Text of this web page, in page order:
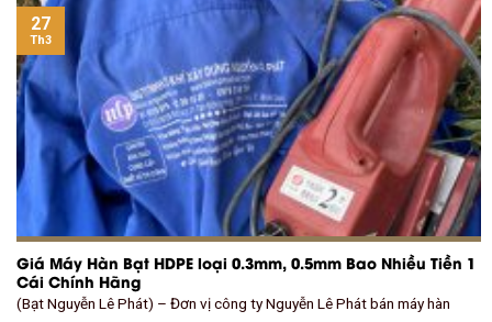
Giá Máy Hàn Bạt HDPE loại 0.3mm, 0.5mm Bao Nhiều Tiền 1
Cái Chính Hãng
(Bạt Nguyễn Lê Phát) – Đơn vị công ty Nguyễn Lê Phát bán máy hàn
27
Th3